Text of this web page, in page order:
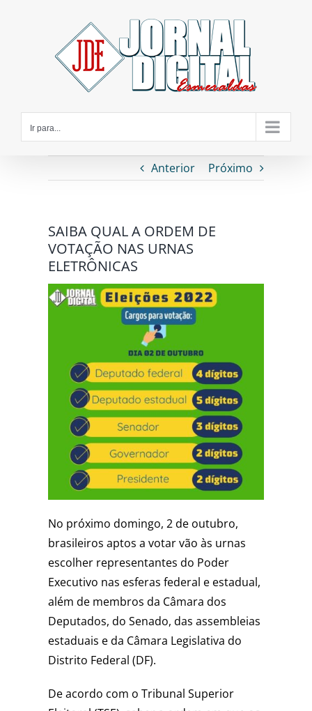
Ir para...
Anterior Próximo
SAIBA QUAL A ORDEM DE
VOTAÇÃO NAS URNAS
ELETRÔNICAS
No próximo domingo, 2 de outubro,
brasileiros aptos a votar vão às urnas
escolher representantes do Poder
Executivo nas esferas federal e estadual,
além de membros da Câmara dos
Deputados, do Senado, das assembleias
estaduais e da Câmara Legislativa do
Distrito Federal (DF).
De acordo com o Tribunal Superior